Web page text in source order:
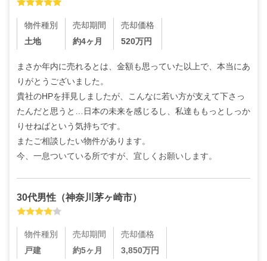
物件種別
土地
売却期間
約4ヶ月
売却価格
520万円
まさか年内に売れるとは、金額も思っていた以上で、本当にあ
りがとうございました。
貴社のHPを拝見しましたが、こんなに若い方が支えて下さっ
たんだと思うと…日本の未来を感じるし、私達ももっとしっか
りせねばという気持ちです。
またご相談したい物件があります。
今、一息ついている所ですが、宜しくお願いします。
30代男性 （神奈川茅ヶ崎市）
物件種別
戸建
売却期間
約5ヶ月
売却価格
3,850万円